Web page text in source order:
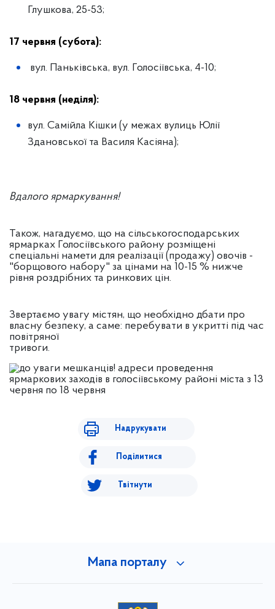
Глушкова, 25-53;
17 червня (субота):
вул. Паньківська, вул. Голосіївська, 4-10;
18 червня (неділя):
вул. Самійла Кішки (у межах вулиць Юлії
Здановської та Василя Касіяна);
Вдалого ярмаркування!
Також, нагадуємо, що на сільськогосподарських
ярмарках Голосіївського району розміщені
спеціальні намети для реалізації (продажу) овочів -
"борщового набору" за цінами на 10-15 % нижче
рівня роздрібних та ринкових цін.
Звертаємо увагу містян, що необхідно дбати про
власну безпеку, а саме: перебувати в укритті під час
повітряної
тривоги.
Надрукувати
Поділитися
Твітнути
Мапа порталу